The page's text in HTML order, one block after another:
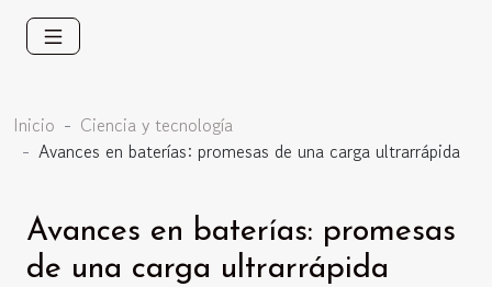
Inicio
Ciencia y tecnología
Avances en baterías: promesas de una carga ultrarrápida
Avances en baterías: promesas
de una carga ultrarrápida